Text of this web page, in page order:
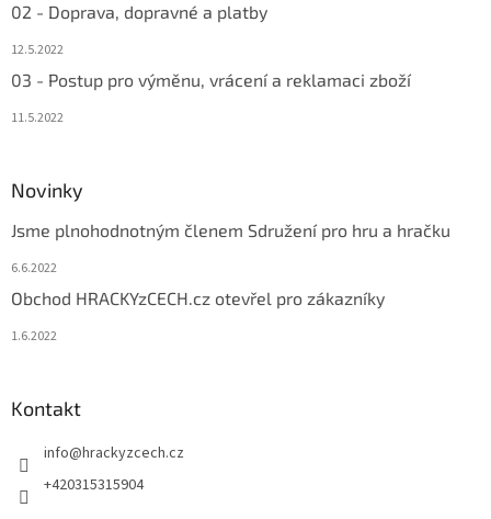
02 - Doprava, dopravné a platby
12.5.2022
03 - Postup pro výměnu, vrácení a reklamaci zboží
11.5.2022
Novinky
Jsme plnohodnotným členem Sdružení pro hru a hračku
6.6.2022
Obchod HRACKYzCECH.cz otevřel pro zákazníky
1.6.2022
Kontakt
info@hrackyzcech.cz
+420315315904